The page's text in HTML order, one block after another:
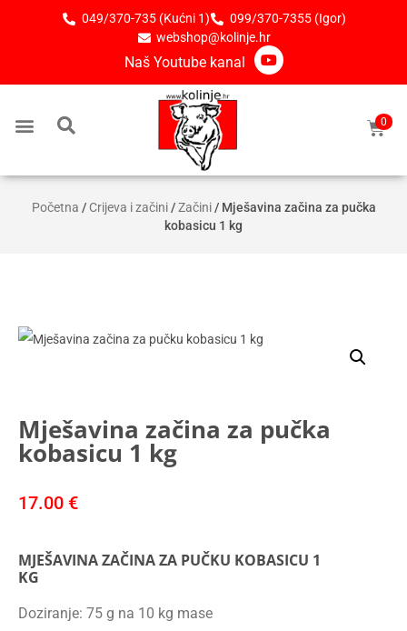
049/370-735 (Kućni 1)
099/370-7355 (Igor)
webshop@kolinje.hr
Naš Youtube kanal
0
Početna / Crijeva i začini/Začini/ Mješavina začina za pučka
kobasicu 1 kg
Mješavina začina za pučka
kobasicu 1 kg
17.00 €
MJEŠAVINA ZAČINA ZA PUČKU KOBASICU 1
KG
Doziranje: 75 g na 10 kg mase